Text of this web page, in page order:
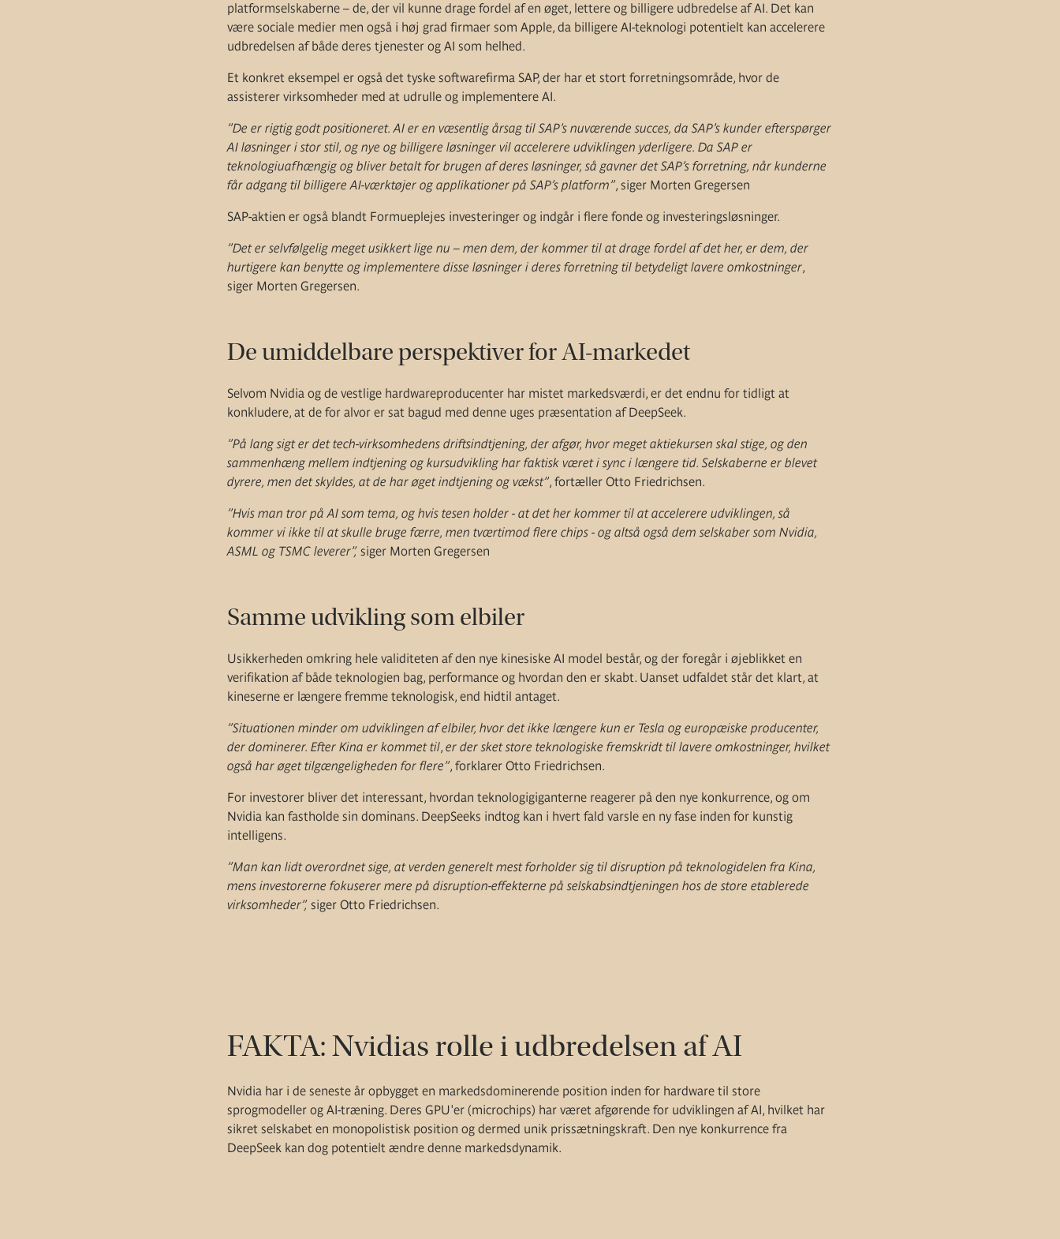
platformselskaberne – de, der vil kunne drage fordel af en øget, lettere og billigere udbredelse af AI. Det kan
være sociale medier men også i høj grad firmaer som Apple, da billigere AI-teknologi potentielt kan accelerere
udbredelsen af både deres tjenester og AI som helhed.
Et konkret eksempel er også det tyske softwarefirma SAP, der har et stort forretningsområde, hvor de
assisterer virksomheder med at udrulle og implementere AI.
”De er rigtig godt positioneret. AI er en væsentlig årsag til SAP’s nuværende succes, da SAP’s kunder efterspørger
AI løsninger i stor stil, og nye og billigere løsninger vil accelerere udviklingen yderligere. Da SAP er
teknologiuafhængig og bliver betalt for brugen af deres løsninger, så gavner det SAP’s forretning, når kunderne
får adgang til billigere AI-værktøjer og applikationer på SAP’s platform”, siger Morten Gregersen
SAP-aktien er også blandt Formueplejes investeringer og indgår i flere fonde og investeringsløsninger.
”Det er selvfølgelig meget usikkert lige nu – men dem, der kommer til at drage fordel af det her, er dem, der
hurtigere kan benytte og implementere disse løsninger i deres forretning til betydeligt lavere omkostninger,
siger Morten Gregersen.
De umiddelbare perspektiver for AI-markedet
Selvom Nvidia og de vestlige hardwareproducenter har mistet markedsværdi, er det endnu for tidligt at
konkludere, at de for alvor er sat bagud med denne uges præsentation af DeepSeek.
”På lang sigt er det tech-virksomhedens driftsindtjening, der afgør, hvor meget aktiekursen skal stige, og den
sammenhæng mellem indtjening og kursudvikling har faktisk været i sync i længere tid. Selskaberne er blevet
dyrere, men det skyldes, at de har øget indtjening og vækst”, fortæller Otto Friedrichsen.
”Hvis man tror på AI som tema, og hvis tesen holder - at det her kommer til at accelerere udviklingen, så
kommer vi ikke til at skulle bruge færre, men tværtimod flere chips - og altså også dem selskaber som Nvidia,
ASML og TSMC leverer”, siger Morten Gregersen
Samme udvikling som elbiler
Usikkerheden omkring hele validiteten af den nye kinesiske AI model består, og der foregår i øjeblikket en
verifikation af både teknologien bag, performance og hvordan den er skabt. Uanset udfaldet står det klart, at
kineserne er længere fremme teknologisk, end hidtil antaget.
”Situationen minder om udviklingen af elbiler, hvor det ikke længere kun er Tesla og europæiske producenter,
der dominerer. Efter Kina er kommet til, er der sket store teknologiske fremskridt til lavere omkostninger, hvilket
også har øget tilgængeligheden for flere”, forklarer Otto Friedrichsen.
For investorer bliver det interessant, hvordan teknologigiganterne reagerer på den nye konkurrence, og om
Nvidia kan fastholde sin dominans. DeepSeeks indtog kan i hvert fald varsle en ny fase inden for kunstig
intelligens.
”Man kan lidt overordnet sige, at verden generelt mest forholder sig til disruption på teknologidelen fra Kina,
mens investorerne fokuserer mere på disruption-effekterne på selskabsindtjeningen hos de store etablerede
virksomheder”, siger Otto Friedrichsen.
FAKTA: Nvidias rolle i udbredelsen af AI
Nvidia har i de seneste år opbygget en markedsdominerende position inden for hardware til store
sprogmodeller og AI-træning. Deres GPU'er (microchips) har været afgørende for udviklingen af AI, hvilket har
sikret selskabet en monopolistisk position og dermed unik prissætningskraft. Den nye konkurrence fra
DeepSeek kan dog potentielt ændre denne markedsdynamik.